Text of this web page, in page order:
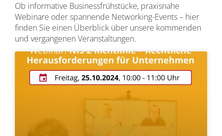
Ob informative Businessfrühstücke, praxisnahe
Webinare oder spannende Networking-Events – hier
finden Sie einen Überblick über unsere kommenden
und vergangenen Veranstaltungen.